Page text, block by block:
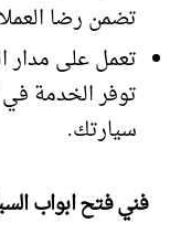
تضمن رضا
تعمل على مدار
توفر الخدمة
سيارتك.
فني فتح ابواب